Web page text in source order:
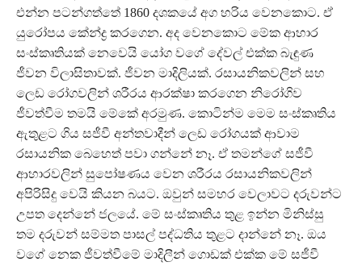
එන්න පටන්ගත්තේ 1860 දශකයේ අග හරිය වෙනකොට. ඒ
යුරෝපය කේන්ද්‍ර කරගෙන. අද වෙනකොට මේක ආහාර
සංස්කෘතියක් නෙවෙයි යෝග වගේ දේවල් එක්ක බැඳුණ
ජීවන විලාසිතාවක්. ජීවන මාදිලියක්. රසායනිකවලින් සහ
ලෙඩ රෝගවලින් ශරීරය ආරක්ෂා කරගෙන නිරෝගිව
ජීවත්වීම තමයි මේකේ අරමුණ. කොටින්ම මෙම සංස්කෘතිය
ඇතුළට ගිය සජීවී අන්තවාදීන් ලෙඩ රෝගයක් ආවාම
රසායනික බෙහෙත් පවා ගන්නේ නෑ. ඒ තමන්ගේ සජීවී
ආහාරවලින් සුපෝෂණය වෙන ශරීරය රසායනිකවලින්
අපිරිසිදු වෙයි කියන බයට. ඔවුන් සමහර වෙලාවට දරුවන්ට
උපත දෙන්නේ ජලයේ. මේ සංස්කෘතිය තුළ ඉන්න මිනිස්සු
තම දරුවන් සම්මත පාසල් පද්ධතිය තුළට දාන්නේ නෑ. ඔය
වගේ නෙක ජීවත්වීමේ මාදිලීන් ගොඩක් එක්ක මේ සජීවී